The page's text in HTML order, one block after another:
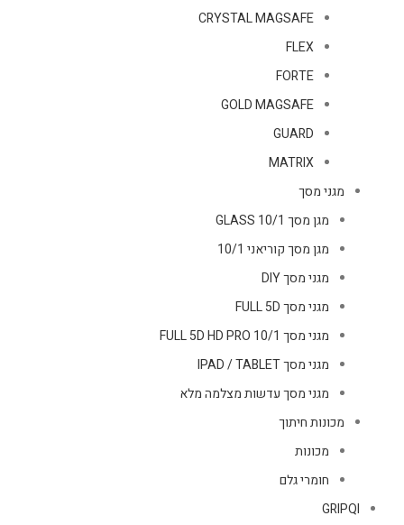
CRYSTAL MAGSAFE
FLEX
FORTE
GOLD MAGSAFE
GUARD
MATRIX
מגני מסך
מגן מסך GLASS 10/1
מגן מסך קוריאני 10/1
מגני מסך DIY
מגני מסך FULL 5D
מגני מסך FULL 5D HD PRO 10/1
מגני מסך IPAD / TABLET
מגני מסך עדשות מצלמה מלא
מכונות חיתוך
מכונות
חומרי גלם
GRIPQI